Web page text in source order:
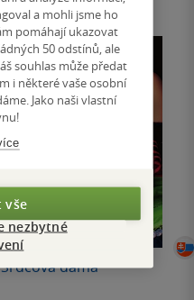
Srdcová dáma
a mohli jsme ho
pomáhají ukazovat
50 odstínů, ale
souhlas může předat
i některé vaše osobní
Jako naši vlastní
vše
nezbytné